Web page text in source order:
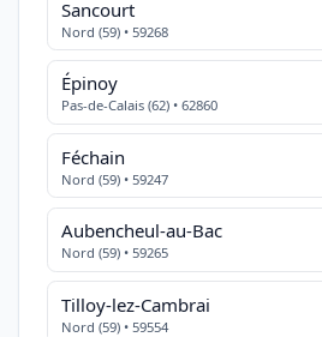
Sancourt
Nord (59) • 59268
Épinoy
Pas-de-Calais (62) • 62860
Féchain
Nord (59) • 59247
Aubencheul-au-Bac
Nord (59) • 59265
Tilloy-lez-Cambrai
Nord (59) • 59554